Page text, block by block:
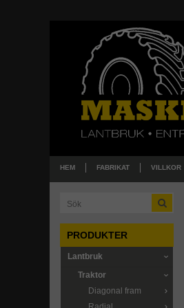
HEM FABRIKAT VILLKOR
PRODUKTER
Lantbruk
Traktor
Diagonal fram